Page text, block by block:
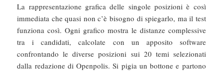
La rappresentazione grafica delle singole posizioni è così
immediata che quasi non c’è bisogno di spiegarlo, ma il test
funziona così. Ogni grafico mostra le distanze complessive
tra i candidati, calcolate con un apposito software
confrontando le diverse posizioni sui 20 temi selezionati
dalla redazione di Openpolis. Si pigia un bottone e partono